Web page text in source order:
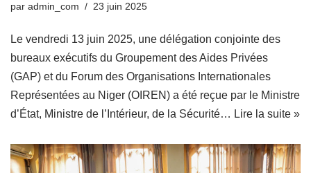
par admin_com 23 juin 2025
Le vendredi 13 juin 2025, une délégation conjointe des
bureaux exécutifs du Groupement des Aides Privées
(GAP) et du Forum des Organisations Internationales
Représentées au Niger (OIREN) a été reçue par le Ministre
d’État, Ministre de l’Intérieur, de la Sécurité… Lire la suite »